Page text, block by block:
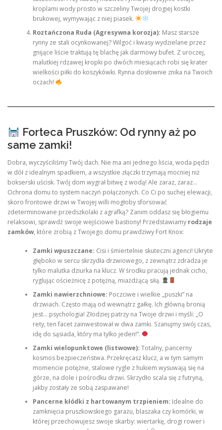
kroplami wody prosto w szczeliny Twojej drogiej kostki
brukowej, wymywając z niej piasek.
Roztańczona Ruda (Agresywna korozja): Masz starsze
rynny ze stali ocynkowanej? Wilgoć i kwasy wydzielane przez
gnijące liście traktują tę blachę jak darmowy bufet. Z uroczej,
malutkiej rdzawej kropki po dwóch miesiącach robi się krater
wielkości piłki do koszykówki. Rynna dosłownie znika na Twoich
oczach!
Forteca Pruszków: Od rynny aż po
same zamki!
Dobra, wyczyściliśmy Twój dach. Nie ma ani jednego liścia, woda pędzi
w dół z idealnym spadkiem, a wszystkie złączki trzymają mocniej niż
bokserski uścisk. Twój dom wygrał bitwę z wodą! Ale zaraz, zaraz…
Ochrona domu to system naczyń połączonych. Co Ci po suchej elewacji,
skoro frontowe drzwi w Twojej willi mogłoby sforsować
zdeterminowane przedszkolaki z agrafką? Zanim oddasz się błogiemu
relaksowi, sprawdź swoje wejściowe bastiony! Przedstawiamy rodzaje
zamków, które zrobią z Twojego domu prawdziwy Fort Knox:
Zamki wpuszczane: Cisi i śmiertelnie skuteczni agenci! Ukryte
głęboko w sercu skrzydła drzwiowego, z zewnątrz zdradza je
tylko malutka dziurka na klucz. W środku pracują jednak cicho,
ryglując ościeżnicę z potężną, miażdżącą siłą.
Zamki nawierzchniowe: Poczciwe i wielkie „puszki” na
drzwiach. Często mają od wewnątrz gałkę. Ich główną bronią
jest… psychologia! Złodziej patrzy na Twoje drzwi i myśli: „O
rety, ten facet zainwestował w dwa zamki. Szanujmy swój czas,
idę do sąsiada, który ma tylko jeden!”.
Zamki wielopunktowe (listwowe): Totalny, pancerny
kosmos bezpieczeństwa. Przekręcasz klucz, a w tym samym
momencie potężne, stalowe rygle z hukiem wysuwają się na
górze, na dole i pośrodku drzwi. Skrzydło scala się z futryną,
jakby zostały ze sobą zaspawane!
Pancerne kłódki z hartowanym trzpieniem: Idealne do
zamknięcia pruszkowskiego garażu, blaszaka czy komórki, w
której przechowujesz swoje skarby: wiertarkę, drogi rower i